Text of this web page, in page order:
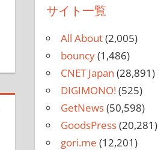
サイト一覧
All About(2,005)
bouncy(1,486)
CNET Japan (28,891)
DIGIMONO!(525)
GetNews(50,598)
GoodsPress(20,281)
gori.me (12,201)